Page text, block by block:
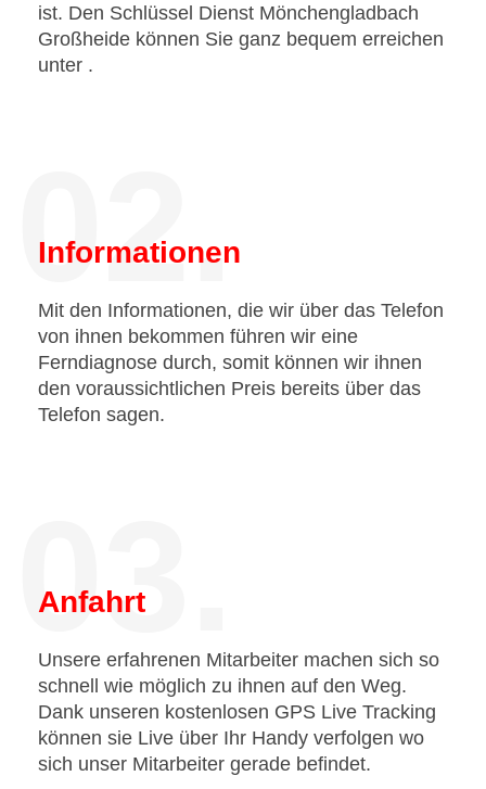
ist. Den Schlüssel Dienst Mönchengladbach
Großheide können Sie ganz bequem erreichen
unter .
02.
Informationen
Mit den Informationen, die wir über das Telefon
von ihnen bekommen führen wir eine
Ferndiagnose durch, somit können wir ihnen
den voraussichtlichen Preis bereits über das
Telefon sagen.
03.
Anfahrt
Unsere erfahrenen Mitarbeiter machen sich so
schnell wie möglich zu ihnen auf den Weg.
Dank unseren kostenlosen GPS Live Tracking
können sie Live über Ihr Handy verfolgen wo
sich unser Mitarbeiter gerade befindet.